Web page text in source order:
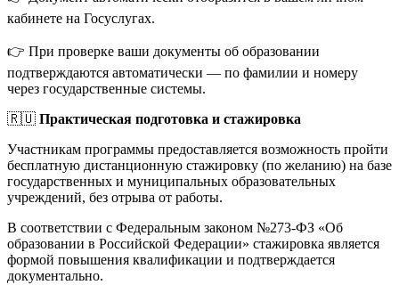
кабинете на Госуслугах.
👉 При проверке ваши документы об образовании
подтверждаются автоматически — по фамилии и номеру
через государственные системы.
🇷🇺 Практическая подготовка и стажировка
Участникам программы предоставляется возможность пройти
бесплатную дистанционную стажировку (по желанию) на базе
государственных и муниципальных образовательных
учреждений, без отрыва от работы.
В соответствии с Федеральным законом №273-ФЗ «Об
образовании в Российской Федерации» стажировка является
формой повышения квалификации и подтверждается
документально.